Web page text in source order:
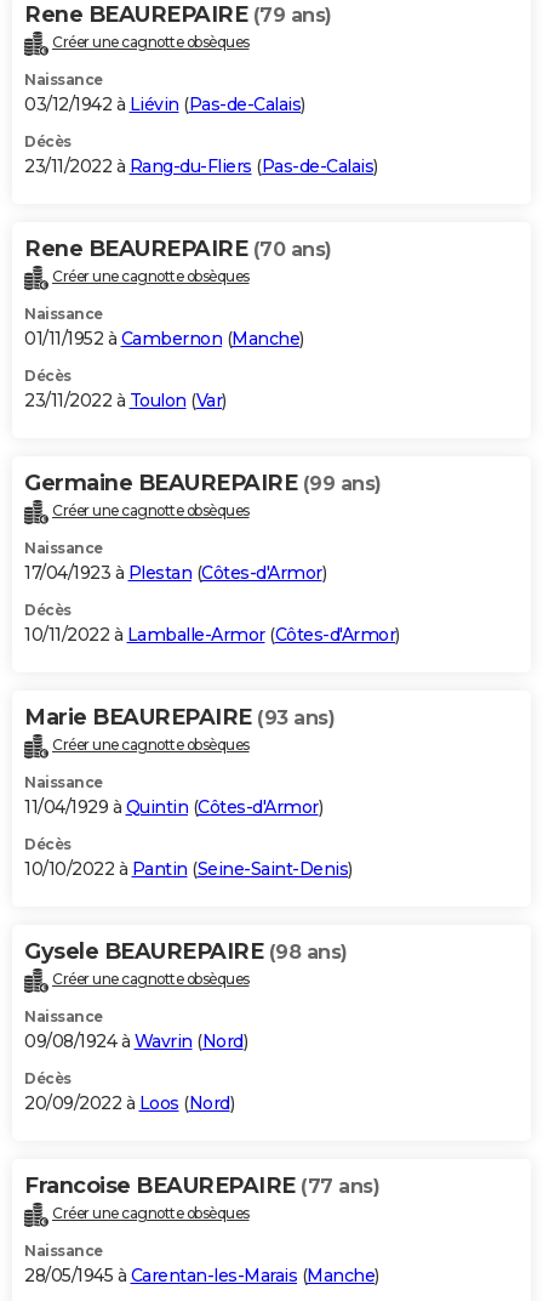
Rene BEAUREPAIRE (79 ans)
Créer une cagnotte obsèques
Naissance
03/12/1942 à Liévin (Pas-de-Calais)
Décès
23/11/2022 à Rang-du-Fliers (Pas-de-Calais)
Rene BEAUREPAIRE (70 ans)
Créer une cagnotte obsèques
Naissance
01/11/1952 à Cambernon (Manche)
Décès
23/11/2022 à Toulon (Var)
Germaine BEAUREPAIRE (99 ans)
Créer une cagnotte obsèques
Naissance
17/04/1923 à Plestan (Côtes-d'Armor)
Décès
10/11/2022 à Lamballe-Armor(Côtes-d'Armor)
Marie BEAUREPAIRE (93 ans)
Créer une cagnotte obsèques
Naissance
11/04/1929 à Quintin (Côtes-d'Armor)
Décès
10/10/2022 à Pantin (Seine-Saint-Denis)
Gysele BEAUREPAIRE (98 ans)
Créer une cagnotte obsèques
Naissance
09/08/1924 à Wavrin (Nord)
Décès
20/09/2022 à Loos (Nord)
Francoise BEAUREPAIRE (77 ans)
Créer une cagnotte obsèques
Naissance
28/05/1945 à Carentan-les-Marais (Manche)